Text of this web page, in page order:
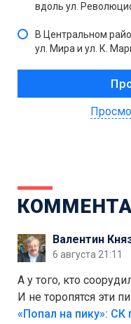
вдоль ул.
В Центральном
ул. Мира и ул. К.
Валентин
6 августа 21:11
А у того, кто
И не торопятся эти